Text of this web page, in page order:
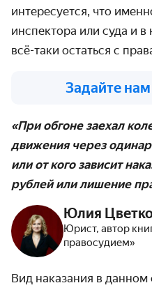
интересуется, что
инспектора или суда и в
всё-таки остаться с
Задайте
«При обгоне заехал
движения через
или от кого зависит
рублей или лишение
Юлия
Юрист, автор
правосудием»
Вид наказания в данном